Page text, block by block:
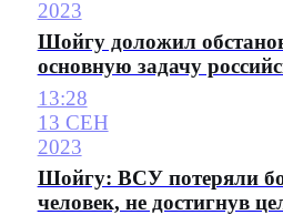
2023
Шойгу доложил
основную задачу
13:28
13 СЕН
2023
Шойгу: ВСУ потеряли
человек, не достигнув